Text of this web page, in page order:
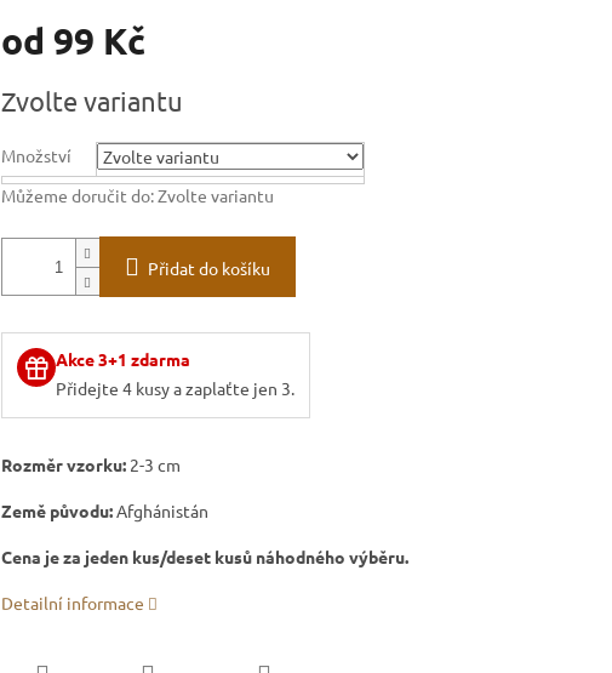
od 99 Kč
cena:
Zvolte variantu
Množství
Můžeme doručit do:Zvolte variantu
Přidat do košíku
Akce 3+1 zdarma
Přidejte 4 kusy a zaplaťte jen 3.
Rozměr vzorku: 2-3 cm
Země původu:Afghánistán
Cena je za jeden kus/deset kusů náhodného výběru.
Detailní informace